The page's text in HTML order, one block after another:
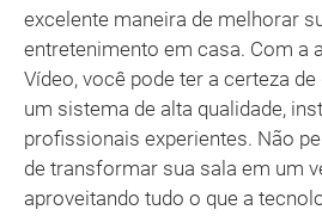
excelente maneira de melhorar
entretenimento em casa. Com a
Vídeo, você pode ter a certeza
um sistema de alta qualidade,
profissionais experientes. Não
de transformar sua sala em um
aproveitando tudo o que a